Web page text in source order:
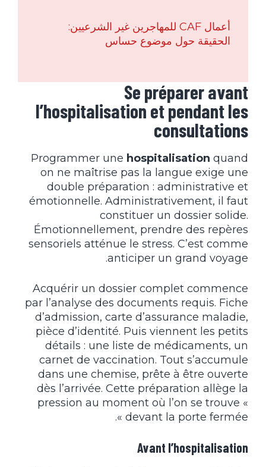
أعمال CAF للمهاجرين غير الشرعيين:
الحقيقة حول موضوع حساس
Se préparer avant
l’hospitalisation et pendant les
consultations
Programmer une hospitalisation quand
on ne maîtrise pas la langue exige une
double préparation : administrative et
émotionnelle. Administrativement, il faut
constituer un dossier solide.
Émotionnellement, prendre des repères
sensoriels atténue le stress. C’est comme
anticiper un grand voyage.
Acquérir un dossier complet commence
par l’analyse des documents requis. Fiche
d’admission, carte d’assurance maladie,
pièce d’identité. Puis viennent les petits
détails : une liste de médicaments, un
carnet de vaccination. Tout s’accumule
dans une chemise, prête à être ouverte
dès l’arrivée. Cette préparation allège la
pression au moment où l’on se trouve «
devant la porte fermée ».
Avant l’hospitalisation